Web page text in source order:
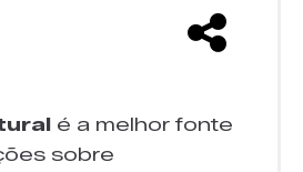
é a melhor fonte
sobre